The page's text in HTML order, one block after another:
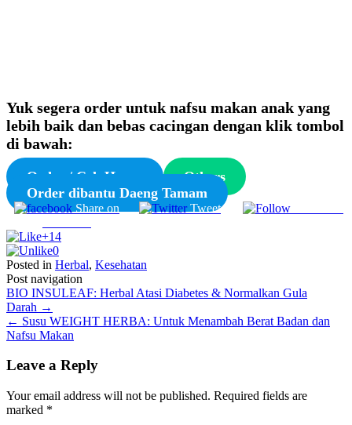
Yuk segera order untuk nafsu makan anak yang
lebih baik dan bebas cacingan dengan klik tombol
di bawah:
Order / Cek Harga
Others
Order dibantu Daeng Tamam
Share on
Tweet
+14
0
Posted in Herbal, Kesehatan
Post navigation
BIO INSULEAF: Herbal Atasi Diabetes & Normalkan Gula
Darah →
← Susu WEIGHT HERBA: Untuk Menambah Berat Badan dan
Nafsu Makan
Leave a Reply
Your email address will not be published. Required fields are
marked *